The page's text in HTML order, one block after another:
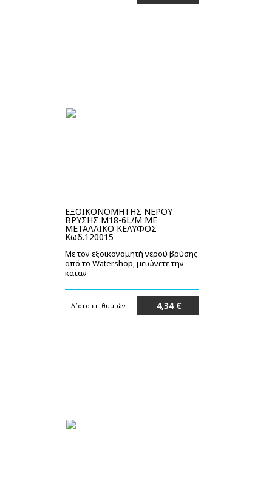
ΕΞΟΙΚΟΝΟΜΗΤΗΣ ΝΕΡΟΥ
ΒΡΥΣΗΣ M18-6L/M ΜΕ
ΜΕΤΑΛΛΙΚΟ ΚΕΛΥΦΟΣ
Κωδ.120015
Με τον εξοικονομητή νερού βρύσης
από το Watershop, μειώνετε την
καταν
+ Λίστα επιθυμιών 4,34 €